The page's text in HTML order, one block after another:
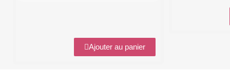
Ajouter au panier